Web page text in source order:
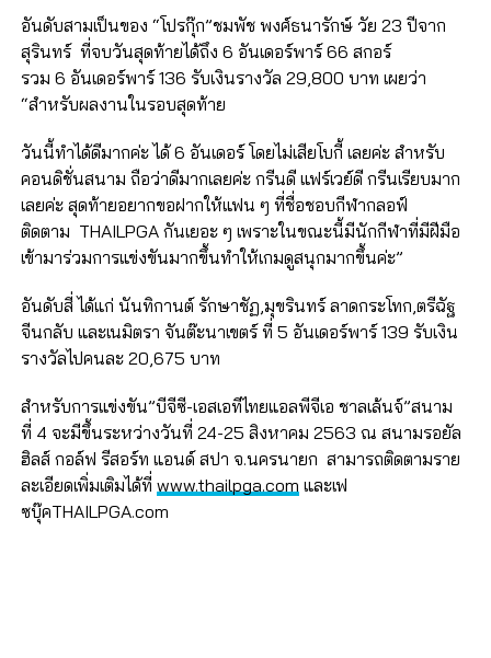
อันดับสามเป็นของ “โปรกุ๊ก”ชมพัช พงศ์ธนารักษ์ วัย 23 ปีจาก
สุรินทร์ ที่จบวันสุดท้ายได้ถึง 6 อันเดอร์พาร์ 66 สกอร์
รวม 6 อันเดอร์พาร์ 136 รับเงินรางวัล 29,800 บาท เผยว่า
“สำหรับผลงานในรอบสุดท้าย
วันนี้ทำได้ดีมากค่ะ ได้ 6 อันเดอร์ โดยไม่เสียโบกี้ เลยค่ะ สำหรับ
คอนดิชั่นสนาม ถือว่าดีมากเลยค่ะ กรีนดี แฟร์เวย์ดี กรีนเรียบมาก
เลยค่ะ สุดท้ายอยากขอฝากให้แฟน ๆ ที่ชื่อชอบกีฬากลอฟ์
ติดตาม THAILPGA กันเยอะ ๆ เพราะในขณะนี้มีนักกีฬาที่มีฝีมือ
เข้ามาร่วมการแข่งขันมากขึ้นทำให้เกมดูสนุกมากขึ้นค่ะ”
อันดับสี่ ได้แก่ นันทิกานต์ รักษาชัฏ,มุขรินทร์ ลาดกระโทก,ตรีฉัฐ
จีนกลับ และเนมิตรา จันต๊ะนาเขตร์ ที่ 5 อันเดอร์พาร์ 139 รับเงิน
รางวัลไปคนละ 20,675 บาท
สำหรับการแข่งขัน”บีจีซี-เอสเอทีไทยแอลพีจีเอ ชาลเล้นจ์”สนาม
ที่ 4 จะมีขึ้นระหว่างวันที่ 24-25 สิงหาคม 2563 ณ สนามรอยัล
ฮิลส์ กอล์ฟ รีสอร์ท แอนด์ สปา จ.นครนายก สามารถติดตามราย
ละเอียดเพิ่มเติมได้ที่ www.thailpga.com และเฟ
ซบุ๊คTHAILPGA.com